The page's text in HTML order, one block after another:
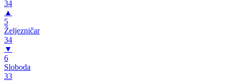
34
▲
5
Željezničar
34
▼
6
Sloboda
33